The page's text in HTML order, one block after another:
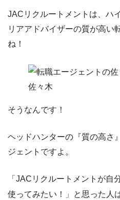
JACリクルートメントは、ハ
リアアドバイザーの質が高い
ね！
佐々木
そうなんです！
ヘッドハンターの『質の高さ
ジェントですよ。
「JACリクルートメントが
使ってみたい！」と思った人